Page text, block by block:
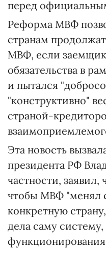
перед
Реформа МВФ
странам
МВФ, если
обязательства в
и пытался
"конструктивно"
страной-
Эта новость
президента РФ
частности,
чтобы МВФ "менял
конкретную
дела саму